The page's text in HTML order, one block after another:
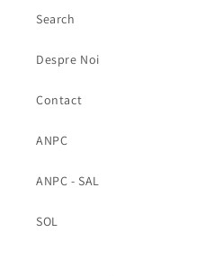
Search
Despre Noi
Contact
ANPC
ANPC - SAL
SOL